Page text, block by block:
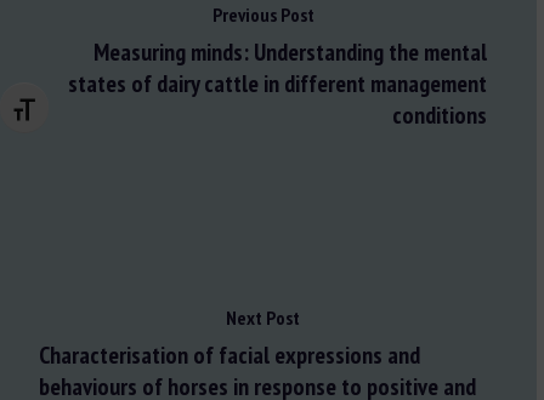
Changer la taille de la police
Previous Post
Measuring minds: Understanding the mental
states of dairy cattle in different management
conditions
Next Post
Characterisation of facial expressions and
behaviours of horses in response to positive and